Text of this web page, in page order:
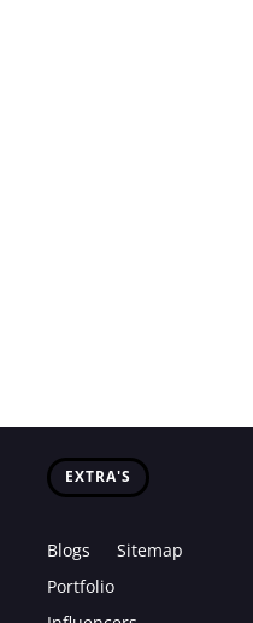
EXTRA'S
Blogs
Sitemap
Portfolio